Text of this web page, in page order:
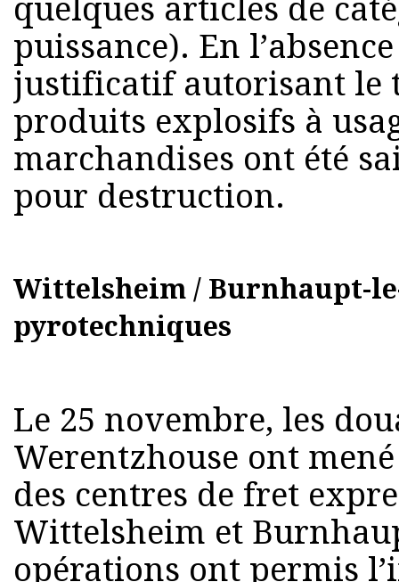
quelques articles de
puissance). En
justificatif autorisant le
produits explosifs à
marchandises ont été
pour destruction.
Wittelsheim / Burnhaupt-
pyrotechniques
Le 25 novembre, les
Werentzhouse ont
des centres de fret
Wittelsheim et
opérations ont permis